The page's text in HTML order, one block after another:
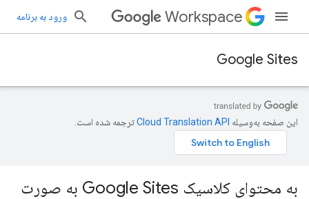
Workspace ورود به برنامه
Google Sites
این صفحه به‌وسیله ترجمه شده است.
به محتوای کلاسیک Google Sites به صورت